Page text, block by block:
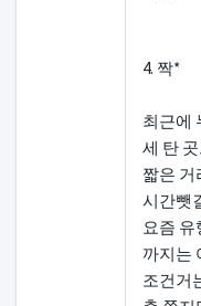
4. 짝*
최근에
세 탄
짧은 거
시간뺏
요즘 유
까지는
조건거